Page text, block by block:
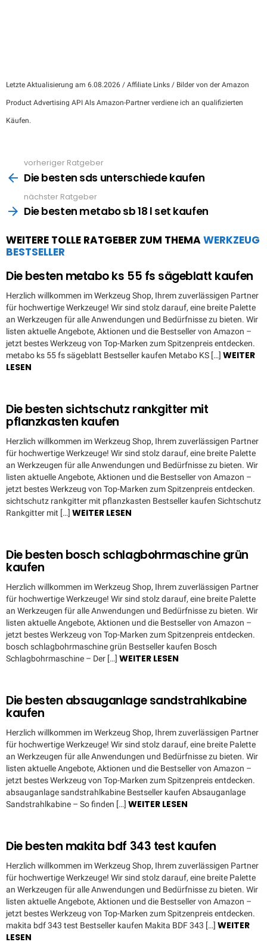
Letzte Aktualisierung am 6.08.2026 / Affiliate Links / Bilder von der Amazon
Product Advertising API Als Amazon-Partner verdiene ich an qualifizierten
Käufen.
more
vorheriger Ratgeber
Die besten sds unterschiede kaufen
nächster Ratgeber
Die besten metabo sb 18 l set kaufen
WEITERE TOLLE RATGEBER ZUM THEMAWERKZEUG
BESTSELLER
Die besten metabo ks 55 fs sägeblatt kaufen
Herzlich willkommen im Werkzeug Shop, Ihrem zuverlässigen Partner
für hochwertige Werkzeuge! Wir sind stolz darauf, eine breite Palette
an Werkzeugen für alle Anwendungen und Bedürfnisse zu bieten. Wir
listen aktuelle Angebote, Aktionen und die Bestseller von Amazon –
jetzt bestes Werkzeug von Top-Marken zum Spitzenpreis entdecken.
metabo ks 55 fs sägeblatt Bestseller kaufen Metabo KS […] WEITER
LESEN
Die besten sichtschutz rankgitter mit
pflanzkasten kaufen
Herzlich willkommen im Werkzeug Shop, Ihrem zuverlässigen Partner
für hochwertige Werkzeuge! Wir sind stolz darauf, eine breite Palette
an Werkzeugen für alle Anwendungen und Bedürfnisse zu bieten. Wir
listen aktuelle Angebote, Aktionen und die Bestseller von Amazon –
jetzt bestes Werkzeug von Top-Marken zum Spitzenpreis entdecken.
sichtschutz rankgitter mit pflanzkasten Bestseller kaufen Sichtschutz
Rankgitter mit […] WEITER LESEN
Die besten bosch schlagbohrmaschine grün
kaufen
Herzlich willkommen im Werkzeug Shop, Ihrem zuverlässigen Partner
für hochwertige Werkzeuge! Wir sind stolz darauf, eine breite Palette
an Werkzeugen für alle Anwendungen und Bedürfnisse zu bieten. Wir
listen aktuelle Angebote, Aktionen und die Bestseller von Amazon –
jetzt bestes Werkzeug von Top-Marken zum Spitzenpreis entdecken.
bosch schlagbohrmaschine grün Bestseller kaufen Bosch
Schlagbohrmaschine – Der […] WEITER LESEN
Die besten absauganlage sandstrahlkabine
kaufen
Herzlich willkommen im Werkzeug Shop, Ihrem zuverlässigen Partner
für hochwertige Werkzeuge! Wir sind stolz darauf, eine breite Palette
an Werkzeugen für alle Anwendungen und Bedürfnisse zu bieten. Wir
listen aktuelle Angebote, Aktionen und die Bestseller von Amazon –
jetzt bestes Werkzeug von Top-Marken zum Spitzenpreis entdecken.
absauganlage sandstrahlkabine Bestseller kaufen Absauganlage
Sandstrahlkabine – So finden […] WEITER LESEN
Die besten makita bdf 343 test kaufen
Herzlich willkommen im Werkzeug Shop, Ihrem zuverlässigen Partner
für hochwertige Werkzeuge! Wir sind stolz darauf, eine breite Palette
an Werkzeugen für alle Anwendungen und Bedürfnisse zu bieten. Wir
listen aktuelle Angebote, Aktionen und die Bestseller von Amazon –
jetzt bestes Werkzeug von Top-Marken zum Spitzenpreis entdecken.
makita bdf 343 test Bestseller kaufen Makita BDF 343 […] WEITER
LESEN